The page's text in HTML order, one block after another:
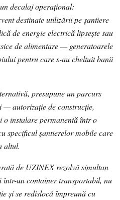
decalaj operațional:
destinate utilizării pe șantiere
de energie electrică lipsește sau
de alimentare — generatoarele
pentru care s-au cheltuit banii
presupune un parcurs
autorizație de construcție,
instalare permanentă într-o
specificul șantierelor mobile care
altul.
de UZINEX rezolvă simultan
într-un container transportabil, nu
și se redislocă împreună cu